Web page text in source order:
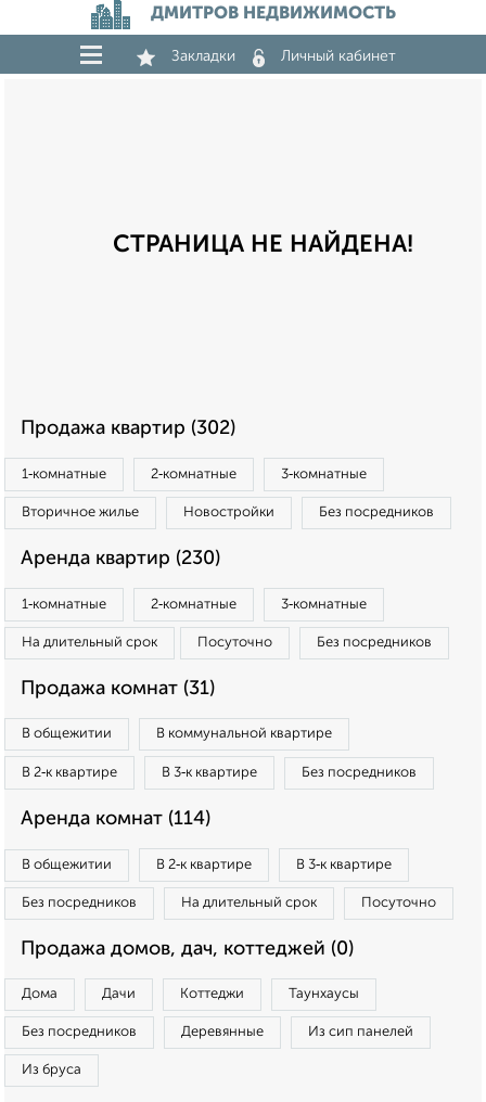
ДМИТРОВ НЕДВИЖИМОСТЬ
Закладки Личный кабинет
СТРАНИЦА НЕ НАЙДЕНА!
Продажа квартир (302)
1‑комнатные 2‑комнатные 3‑комнатные
Вторичное жилье Новостройки Без посредников
Аренда квартир (230)
1‑комнатные 2‑комнатные 3‑комнатные
На длительный срок Посуточно Без посредников
Продажа комнат (31)
В общежитии В коммунальной квартире
В 2‑к квартире В 3‑к квартире Без посредников
Аренда комнат (114)
В общежитии В 2‑к квартире В 3‑к квартире
Без посредников На длительный срок Посуточно
Продажа домов, дач, коттеджей (0)
Дома Дачи Коттеджи Таунхаусы
Без посредников Деревянные Из сип панелей
Из бруса